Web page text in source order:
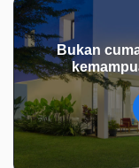
Bukan